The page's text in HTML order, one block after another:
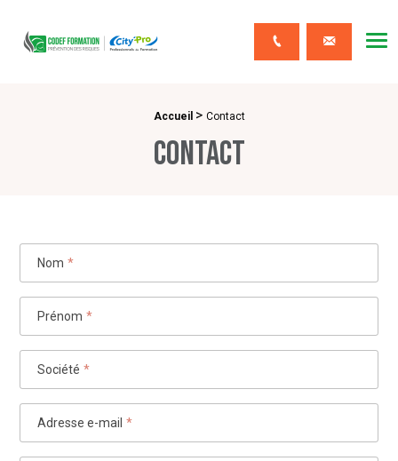
Contact
Accueil > Contact
Contact
Nom *
Prénom *
Société *
Adresse e-mail *